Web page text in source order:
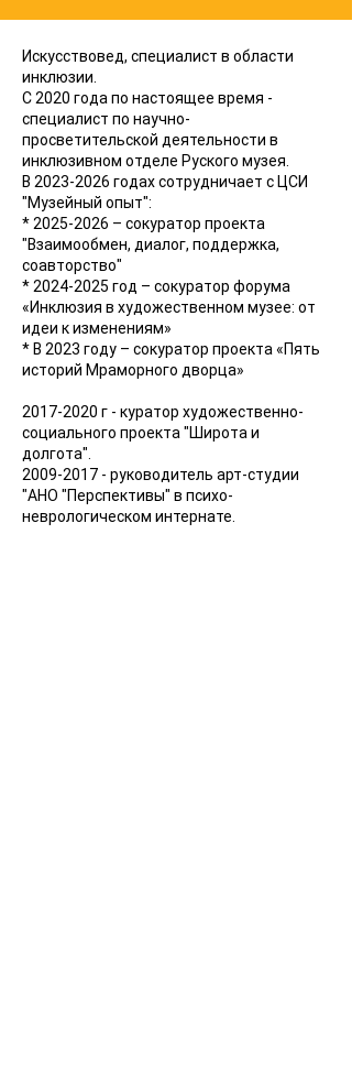
Искусствовед, специалист в области
инклюзии.
С 2020 года по настоящее время -
специалист по научно-
просветительской деятельности в
инклюзивном отделе Руского музея.
В 2023-2026 годах сотрудничает с ЦСИ
"Музейный опыт":
* 2025-2026 – сокуратор проекта
"Взаимообмен, диалог, поддержка,
соавторство"
* 2024-2025 год – сокуратор форума
«Инклюзия в художественном музее: от
идеи к изменениям»
* В 2023 году – сокуратор проекта «Пять
историй Мраморного дворца»
2017-2020 г - куратор художественно-
социального проекта "Широта и
долгота".
2009-2017 - руководитель арт-студии
"АНО "Перспективы" в психо-
неврологическом интернате.